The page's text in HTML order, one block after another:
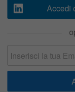
Accedi